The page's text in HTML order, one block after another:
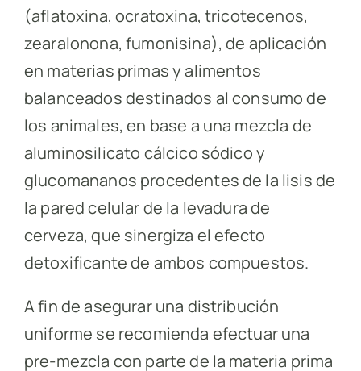
(aflatoxina, ocratoxina, tricotecenos,
zearalonona, fumonisina), de aplicación
en materias primas y alimentos
balanceados destinados al consumo de
los animales, en base a una mezcla de
aluminosilicato cálcico sódico y
glucomananos procedentes de la lisis de
la pared celular de la levadura de
cerveza, que sinergiza el efecto
detoxificante de ambos compuestos.
A fin de asegurar una distribución
uniforme se recomienda efectuar una
pre-mezcla con parte de la materia prima